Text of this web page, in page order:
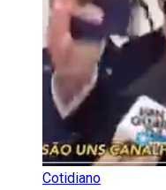
Cotidiano